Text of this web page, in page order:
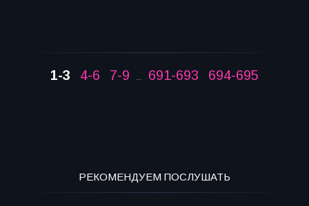
1-3 4-6 7-9 ... 691-693 694-695
РЕКОМЕНДУЕМ ПОСЛУШАТЬ